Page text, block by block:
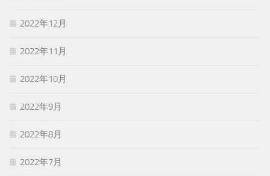
2022年12月
2022年11月
2022年10月
2022年9月
2022年8月
2022年7月